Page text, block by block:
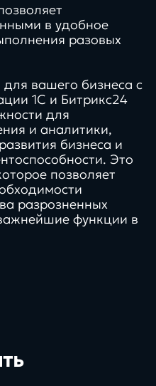
в удобное
разовых
вашего бизнеса с
1С и Битрикс24
для
и аналитики,
бизнеса и
Это
позволяет
разрозненных
функции в